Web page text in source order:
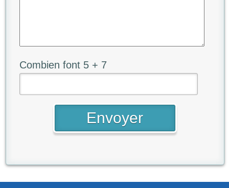
Combien font 5 + 7